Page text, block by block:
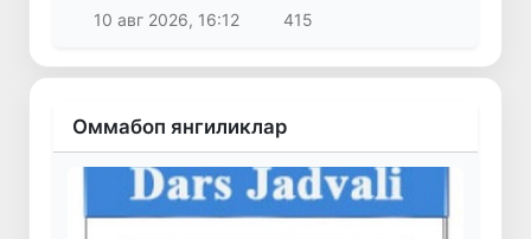
10 авг 2026, 16:12
415
Оммабоп янгиликлар